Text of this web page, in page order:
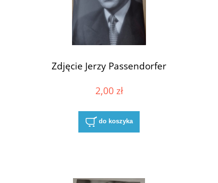
Zdjęcie Jerzy Passendorfer
2,00 zł
do koszyka